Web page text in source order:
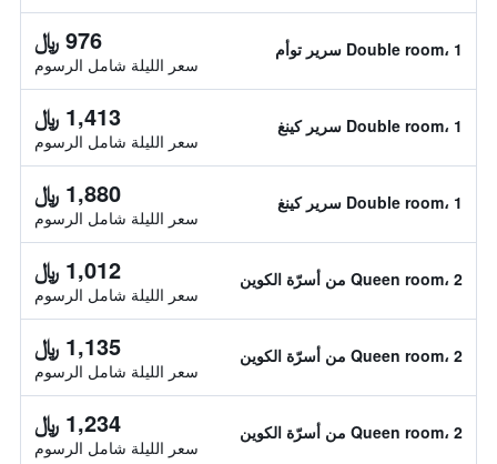
Double room، 1 سرير توأم 976 ﷼
سعر الليلة شامل الرسوم
Double room، 1 سرير كينغ 1,413 ﷼
سعر الليلة شامل الرسوم
Double room، 1 سرير كينغ 1,880 ﷼
سعر الليلة شامل الرسوم
Queen room، 2 من أسرّة الكوين 1,012 ﷼
سعر الليلة شامل الرسوم
Queen room، 2 من أسرّة الكوين 1,135 ﷼
سعر الليلة شامل الرسوم
Queen room، 2 من أسرّة الكوين 1,234 ﷼
سعر الليلة شامل الرسوم